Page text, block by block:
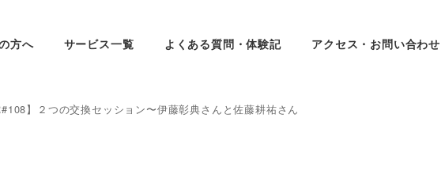
方へ サービス一覧 よくある質問・体験記 アクセス・お問い合わせ
】２つの交換セッション〜伊藤彰典さんと佐藤耕祐さん